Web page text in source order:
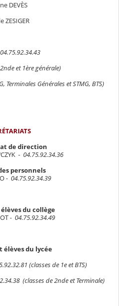
DEVÈS
ZESIGER
04.75.92.34.43
et 1ère générale)
Terminales Générales et STMG, BTS)
de direction
- 04.75.92.34.36
personnels
- 04.75.92.34.39
du collège
- 04.75.92.34.49
élèves du lycée
(classes de 1e et BTS)
(classes de 2nde et Terminale)